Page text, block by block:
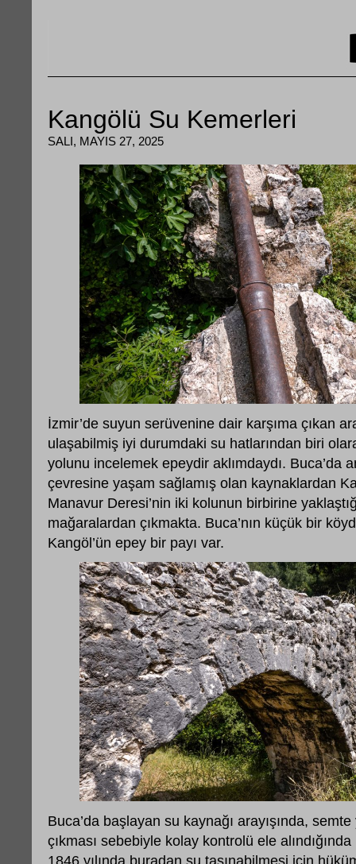
Kangölü Su Kemerleri
SALI, MAYIS 27, 2025
İzmir’de suyun serüvenine dair karşıma çıkan
ulaşabilmiş iyi durumdaki su hatlarından biri
yolunu incelemek epeydir aklımdaydı. Buca’da
çevresine yaşam sağlamış olan kaynaklardan
Manavur Deresi’nin iki kolunun birbirine
mağaralardan çıkmakta. Buca’nın küçük bir
Kangöl’ün epey bir payı var.
Buca’da başlayan su kaynağı arayışında, semte
çıkması sebebiyle kolay kontrolü ele
1846 yılında buradan su taşınabilmesi için